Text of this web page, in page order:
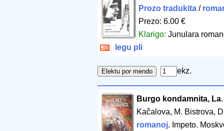
Prozo tradukita/
Prezo: 6.00 €
Klarigo: Junulara
legu pli
ekz.
Burgo kondamnita, La
Kaĉalova, M. Bistrova,
romanoj. Impeto.